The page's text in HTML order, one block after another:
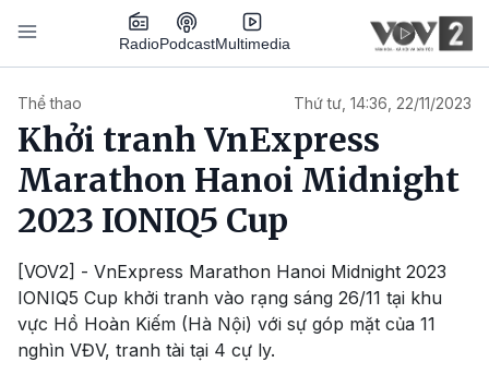
Nhảy đến nội dung
RadioPodcastMultimedia
Thể thao Thứ tư, 14:36, 22/11/2023
Khởi tranh VnExpress
Marathon Hanoi Midnight
2023 IONIQ5 Cup
[VOV2] - VnExpress Marathon Hanoi Midnight 2023
IONIQ5 Cup khởi tranh vào rạng sáng 26/11 tại khu
vực Hồ Hoàn Kiếm (Hà Nội) với sự góp mặt của 11
nghìn VĐV, tranh tài tại 4 cự ly.